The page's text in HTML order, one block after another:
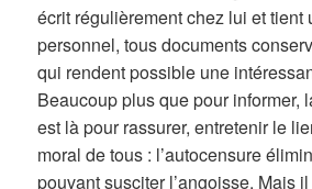
écrit régulièrement chez lui et tient
personnel, tous documents
qui rendent possible une
Beaucoup plus que pour informer,
est là pour rassurer, entretenir le
moral de tous : l’autocensure
pouvant susciter l’angoisse. Mais